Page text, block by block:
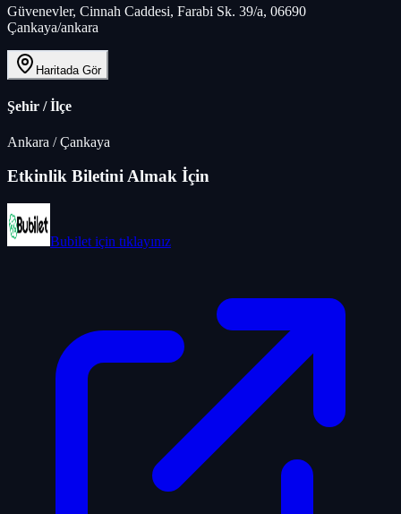
Güvenevler, Cinnah Caddesi, Farabi Sk. 39/a, 06690
Çankaya/ankara
Haritada Gör
Şehir / İlçe
Ankara /Çankaya
Etkinlik Biletini Almak İçin
Bubilet için tıklayınız